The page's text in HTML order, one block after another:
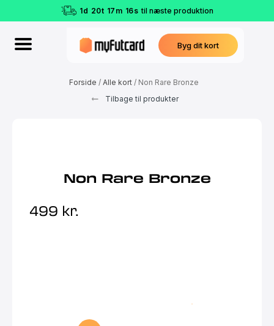
1d 20t 17 m 16s til næste produktion
Byg dit kort
Forside / Alle kort / Non Rare Bronze
Tilbage til produkter
Non Rare Bronze
499 kr.